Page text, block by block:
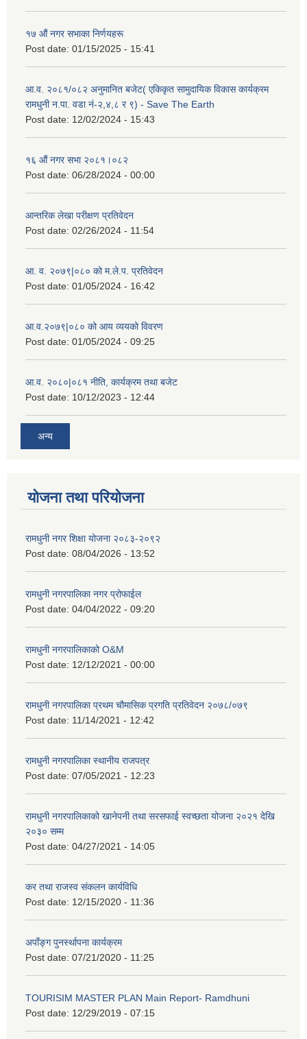
१७ औं नगर सभाका निर्णयहरू
Post date: 01/15/2025 - 15:41
आ.व. २०८१/०८२ अनुमानित बजेट( एकिकृत सामुदायिक विकास कार्यक्रम
रामधुनी न.पा. वडा नं-२,४,८ र ९) - Save The Earth
Post date: 12/02/2024 - 15:43
१६ औं नगर सभा २०८१।०८२
Post date: 06/28/2024 - 00:00
आन्तरिक लेखा परीक्षण प्रतिवेदन
Post date: 02/26/2024 - 11:54
आ. व. २०७९|०८० को म.ले.प. प्रतिवेदन
Post date: 01/05/2024 - 16:42
आ.व.२०७९|०८० को आय व्ययको विवरण
Post date: 01/05/2024 - 09:25
आ.व. २०८०|०८१ नीति, कार्यक्रम तथा बजेट
Post date: 10/12/2023 - 12:44
अन्य
योजना तथा परियोजना
रामधुनी नगर शिक्षा योजना २०८३-२०९२
Post date: 08/04/2026 - 13:52
रामधुनी नगरपालिका नगर प्रोफाईल
Post date: 04/04/2022 - 09:20
रामधुनी नगरपालिकाको O&M
Post date: 12/12/2021 - 00:00
रामधुनी नगरपालिका प्रथम चौमासिक प्रगति प्रतिवेदन २०७८/०७९
Post date: 11/14/2021 - 12:42
रामधुनी नगरपालिका स्थानीय राजपत्र
Post date: 07/05/2021 - 12:23
रामधुनी नगरपालिकाको खानेपनी तथा सरसफाई स्वच्छता योजना २०२१ देखि
२०३० सम्म
Post date: 04/27/2021 - 14:05
कर तथा राजस्व संकलन कार्यविधि
Post date: 12/15/2020 - 11:36
अपाँङ्ग पुनर्स्थापना कार्यक्रम
Post date: 07/21/2020 - 11:25
TOURISIM MASTER PLAN Main Report- Ramdhuni
Post date: 12/29/2019 - 07:15